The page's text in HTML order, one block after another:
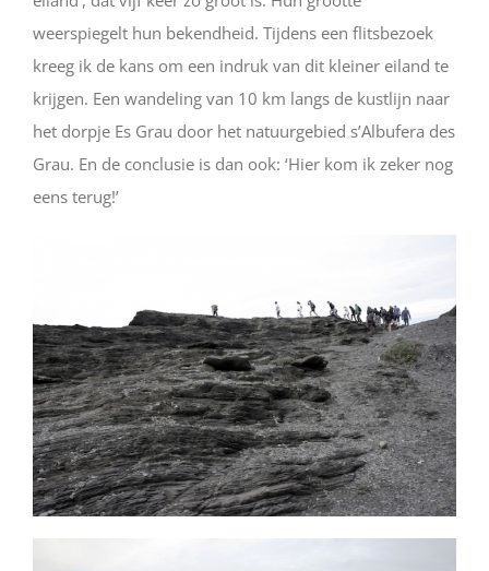
weerspiegelt hun bekendheid. Tijdens een flitsbezoek
kreeg ik de kans om een indruk van dit kleiner eiland te
krijgen. Een wandeling van 10 km langs de kustlijn naar
het dorpje Es Grau door het natuurgebied s’Albufera des
Grau. En de conclusie is dan ook: ‘Hier kom ik zeker nog
eens terug!’